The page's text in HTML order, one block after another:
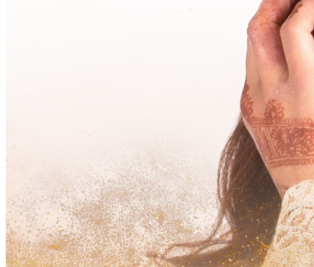
INFO en FAQ
CoCreatie